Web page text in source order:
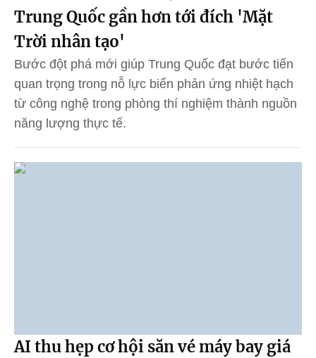
Trung Quốc gần hơn tới đích 'Mặt
Trời nhân tạo'
Bước đột phá mới giúp Trung Quốc đạt bước tiến
quan trọng trong nỗ lực biến phản ứng nhiệt hạch
từ công nghệ trong phòng thí nghiệm thành nguồn
năng lượng thực tế.
AI thu hẹp cơ hội săn vé máy bay giá